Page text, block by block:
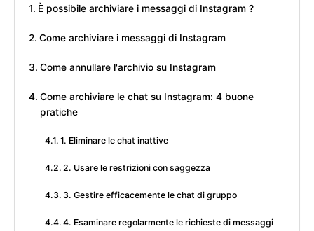
È possibile archiviare i messaggi di Instagram ?
Come archiviare i messaggi di Instagram
Come annullare l'archivio su Instagram
Come archiviare le chat su Instagram: 4 buone
pratiche
1. Eliminare le chat inattive
2. Usare le restrizioni con saggezza
3. Gestire efficacemente le chat di gruppo
4. Esaminare regolarmente le richieste di messaggi